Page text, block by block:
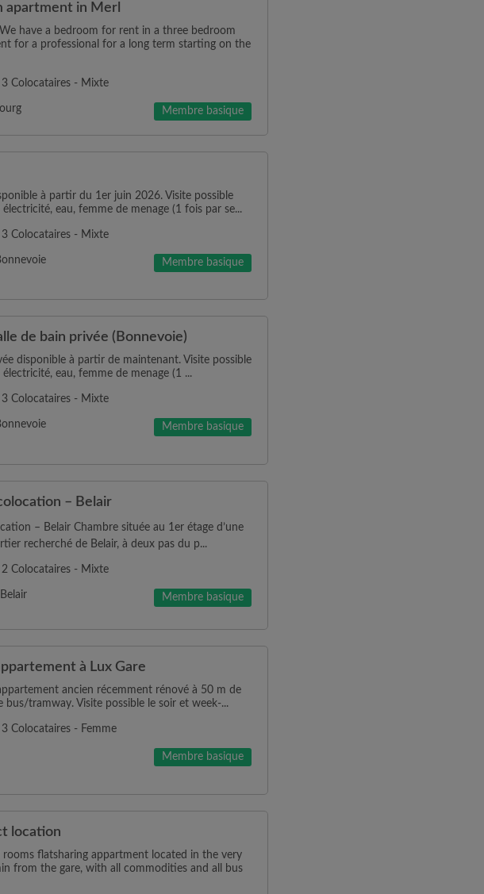
apartment in Merl
have a bedroom for rent in a three bedroom
for a professional for a long term starting on the
3 Colocataires - Mixte
Membre basique
à partir du 1er juin 2026. Visite possible
eau, femme de menage (1 fois par se...
3 Colocataires - Mixte
Membre basique
de bain privée (Bonnevoie)
disponible à partir de maintenant. Visite possible
eau, femme de menage (1 ...
3 Colocataires - Mixte
Membre basique
– Belair
– Belair Chambre située au 1er étage d’une
recherché de Belair, à deux pas du p...
2 Colocataires - Mixte
Membre basique
à Lux Gare
ancien récemment rénové à 50 m de
bus/tramway. Visite possible le soir et week-...
3 Colocataires - Femme
Membre basique
location
rooms flatsharing appartment located in the very
from the gare, with all commodities and all bus